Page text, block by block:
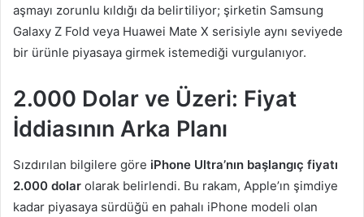
aşmayı zorunlu kıldığı da belirtiliyor; şirketin Samsung
Galaxy Z Fold veya Huawei Mate X serisiyle aynı seviyede
bir ürünle piyasaya girmek istemediği vurgulanıyor.
2.000 Dolar ve Üzeri: Fiyat
İddiasının Arka Planı
Sızdırılan bilgilere göre iPhone Ultra’nın başlangıç fiyatı
2.000 dolar olarak belirlendi. Bu rakam, Apple’ın şimdiye
kadar piyasaya sürdüğü en pahalı iPhone modeli olan